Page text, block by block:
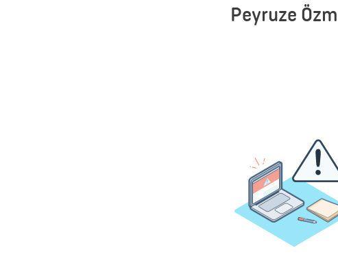
Peyruze